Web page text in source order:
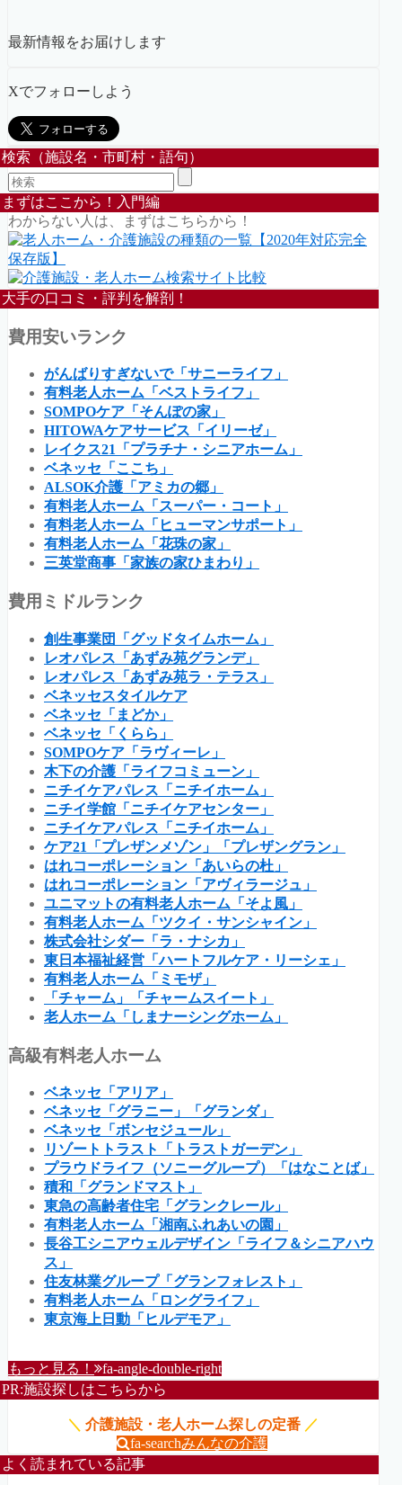
最新情報をお届けします
Xでフォローしよう
検索（施設名・市町村・語句）
まずはここから！入門編
わからない人は、まずはこちらから！
大手の口コミ・評判を解剖！
費用安いランク
がんばりすぎないで「サニーライフ」
有料老人ホーム「ベストライフ」
SOMPOケア「そんぽの家」
HITOWAケアサービス「イリーゼ」
レイクス21「プラチナ・シニアホーム」
ベネッセ「ここち」
ALSOK介護「アミカの郷」
有料老人ホーム「スーパー・コート」
有料老人ホーム「ヒューマンサポート」
有料老人ホーム「花珠の家」
三英堂商事「家族の家ひまわり」
費用ミドルランク
創生事業団「グッドタイムホーム」
レオパレス「あずみ苑グランデ」
レオパレス「あずみ苑ラ・テラス」
ベネッセスタイルケア
ベネッセ「まどか」
ベネッセ「くらら」
SOMPOケア「ラヴィーレ」
木下の介護「ライフコミューン」
ニチイケアパレス「ニチイホーム」
ニチイ学館「ニチイケアセンター」
ニチイケアパレス「ニチイホーム」
ケア21「プレザンメゾン」「プレザングラン」
はれコーポレーション「あいらの杜」
はれコーポレーション「アヴィラージュ」
ユニマットの有料老人ホーム「そよ風」
有料老人ホーム「ツクイ・サンシャイン」
株式会社シダー「ラ・ナシカ」
東日本福祉経営「ハートフルケア・リーシェ」
有料老人ホーム「ミモザ」
「チャーム」「チャームスイート」
老人ホーム「しまナーシングホーム」
高級有料老人ホーム
ベネッセ「アリア」
ベネッセ「グラニー」「グランダ」
ベネッセ「ボンセジュール」
リゾートトラスト「トラストガーデン」
プラウドライフ（ソニーグループ）「はなことば」
積和「グランドマスト」
東急の高齢者住宅「グランクレール」
有料老人ホーム「湘南ふれあいの園」
長谷工シニアウェルデザイン「ライフ＆シニアハウ
ス」
住友林業グループ「グランフォレスト」
有料老人ホーム「ロングライフ」
東京海上日動「ヒルデモア」
もっと見る！ fa-angle-double-right
PR:施設探しはこちらから
＼ 介護施設・老人ホーム探しの定番 ／
fa-searchみんなの介護
よく読まれている記事